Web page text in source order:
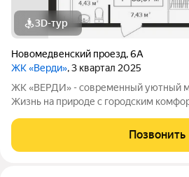
3D-тур
Новомедвенский проезд,6А
ЖК «Верди», 3 квартал 2025
ЖК «ВЕРДИ» - современный уютный
Жизнь на природе с городским
не готов отказываться от благ
расположен в одном из самых
Позвонить